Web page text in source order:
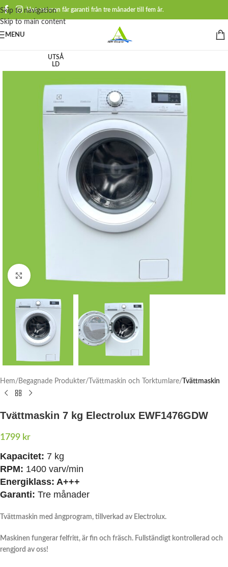
Skip to navigation
Skip to main content
Hos oss man får garanti från tre månader till fem år.
MENU
UTSÅ
LD
Click to enlarge
Hem Begagnade Produkter Tvättmaskin och Torktumlare Tvättmaskin
Tvättmaskin 7 kg Electrolux EWF1476GDW
1799 kr
Kapacitet: 7 kg
RPM: 1400 varv/min
Energiklass: A+++
Garanti: Tre månader
Tvättmaskin med ångprogram, tillverkad av Electrolux.
Maskinen fungerar felfritt, är fin och fräsch. Fullständigt kontrollerad och
rengjord av oss!